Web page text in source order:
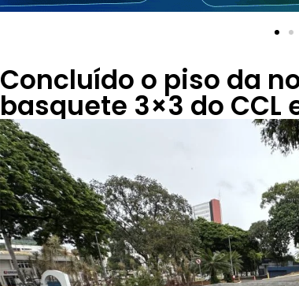
Concluído o piso da
basquete 3×3 do